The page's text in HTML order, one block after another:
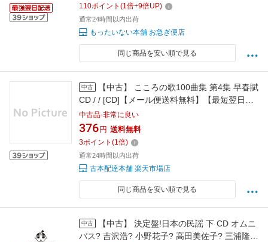
110ポイント (1倍+9倍UP)
通常24時間以内出荷
もったいない本舗 お急ぎ便店
同じ商品を安い順で見る
中古
【中古】 こころの歌100曲集 第4集 早春賦
CD / / [CD]【メール便送料無料】【最短翌日配
達対応】
中古品-非常に良い
376 円 送料無料
3ポイント (1倍)
通常24時間以内出荷
古本配達本舗 楽天市場店
同じ商品を安い順で見る
中古
【中古】 決定盤!日本の民謡 下 CD オムニ
バス? 吉沢浩? 小野花子? 高田美佐子? 三浦隆